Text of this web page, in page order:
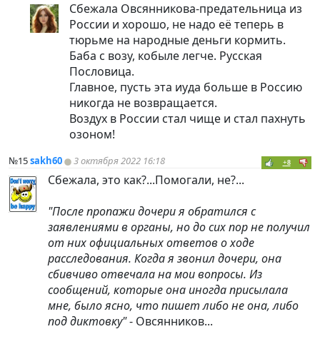
Сбежала Овсянникова-предательница из
России и хорошо, не надо её теперь в
тюрьме на народные деньги кормить.
Баба с возу, кобыле легче. Русская
Пословица.
Главное, пусть эта иуда больше в Россию
никогда не возвращается.
Воздух в России стал чище и стал пахнуть
озоном!
№15sakh60 3 октября 2022 16:18 +8
Сбежала, это как?...Помогали, не?...
"После пропажи дочери я обратился с
заявлениями в органы, но до сих пор не получил
от них официальных ответов о ходе
расследования. Когда я звонил дочери, она
сбивчиво отвечала на мои вопросы. Из
сообщений, которые она иногда присылала
мне, было ясно, что пишет либо не она, либо
под диктовку"- Овсянников...